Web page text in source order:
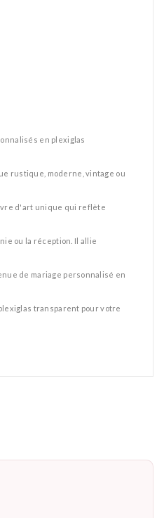
en plexiglas
rustique, moderne, vintage ou
d'art unique qui reflète
ou la réception. Il allie
de mariage personnalisé en
transparent pour votre